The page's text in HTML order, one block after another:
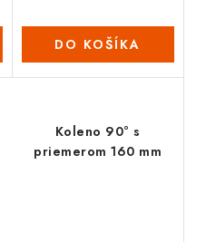
DO KOŠÍKA
Koleno 90° s
priemerom 160 mm